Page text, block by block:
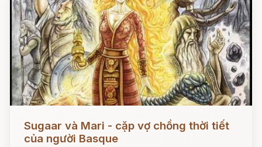
Sugaar và Mari - cặp vợ chồng thời tiết
của người Basque